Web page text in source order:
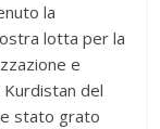
la
lotta per la
e
del
stato grato